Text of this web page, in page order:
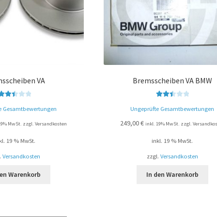
VA
mit
2.49
Gesamtbewertungen
MwSt. zzgl. Versandkosten
19 % MwSt.
Versandkosten
Warenkorb
Bremsscheiben VA BMW
et mit
2.52
Ungeprüfte Gesamtbewertungen
249,00€ inkl. 19% MwSt. zzgl.
inkl. 19 % MwSt.
zzgl. Versandkosten
In den Warenkorb